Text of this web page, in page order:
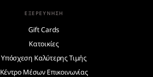
ΕΞΕΡΕΎΝΗΣΗ
Gift Cards
Κατοικίες
Υπόσχεση Καλύτερης Τιμής
Κέντρο Μέσων Επικοινωνίας